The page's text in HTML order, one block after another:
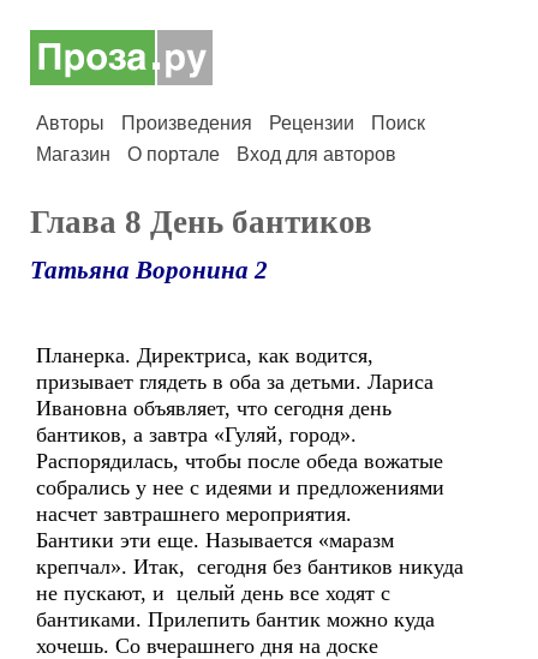
Авторы Произведения Рецензии
Поиск
Магазин
О портале Вход для авторов
Глава 8 День бантиков
Татьяна Воронина 2
Планерка. Директриса, как водится,
призывает глядеть в оба за детьми. Лариса
Ивановна объявляет, что сегодня день
бантиков, а завтра «Гуляй, город».
Распорядилась, чтобы после обеда вожатые
собрались у нее с идеями и предложениями
насчет завтрашнего мероприятия.
Бантики эти еще. Называется «маразм
крепчал». Итак, сегодня без бантиков никуда
не пускают, и целый день все ходят с
бантиками. Прилепить бантик можно куда
хочешь. Со вчерашнего дня на доске